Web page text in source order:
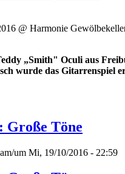
@ Harmonie
„Smith" Oculi aus
wurde das Gitarrenspiel
Große Töne
am/um Mi, 19/10/2016 - 22:59